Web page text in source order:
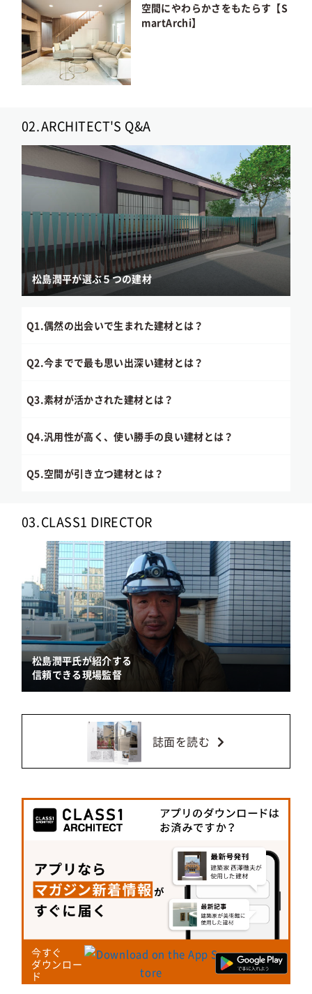
空間にやわらかさをもたらす【S
martArchi】
02.ARCHITECT'S Q&A
松島潤平が選ぶ５つの建材
Q1.偶然の出会いで生まれた建材とは？
Q2.今までで最も思い出深い建材とは？
Q3.素材が活かされた建材とは？
Q4.汎用性が高く、使い勝手の良い建材とは？
Q5.空間が引き立つ建材とは？
03.CLASS1 DIRECTOR
松島潤平氏が紹介する
信頼できる現場監督
誌面を読む
今すぐ
ダウンロー
ド